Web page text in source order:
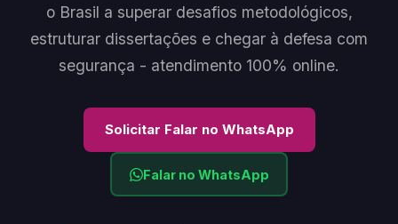
o Brasil a superar desafios metodológicos,
estruturar dissertações e chegar à defesa com
segurança - atendimento 100% online.
Solicitar Falar no WhatsApp
Falar no WhatsApp